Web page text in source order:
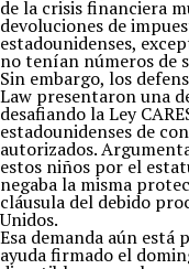
de la crisis financiera
devoluciones de
estadounidenses,
no tenían números de
Sin embargo, los
Law presentaron una
desafiando la Ley
estadounidenses de
autorizados.
estos niños por el
negaba la misma
cláusula del debido
Unidos.
Esa demanda aún está
ayuda firmado el